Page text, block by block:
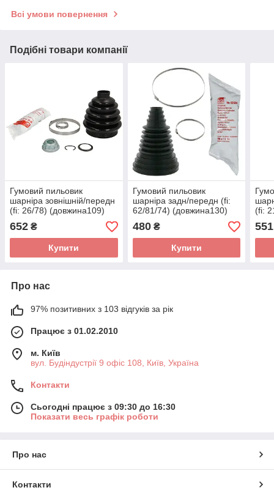
Всі умови повернення
Подібні товари компанії
Гумовий пильовик
шарніра зовнішній/передн
(fi: 26/78) (довжина109)
(комплект) AUDI A3, TT
SKODA OCTAVIA I,
652 ₴
Купити
Гумовий пильовик
шарніра задн/передн (fi:
62/81/74) (довжина130)
(комплект) AUDI 100 C2,
100 C3, 100 C4, 80
480₴
Купити
(fi:
B2,
551
Про нас
97% позитивних з 103 відгуків за рік
Працює з 01.02.2010
м. Київ
вул. Будіндустрії 9 офіс 108, Київ, Україна
Контакти
Сьогодні працює з 09:30 до 16:30
Показати весь графік роботи
Про нас
Контакти